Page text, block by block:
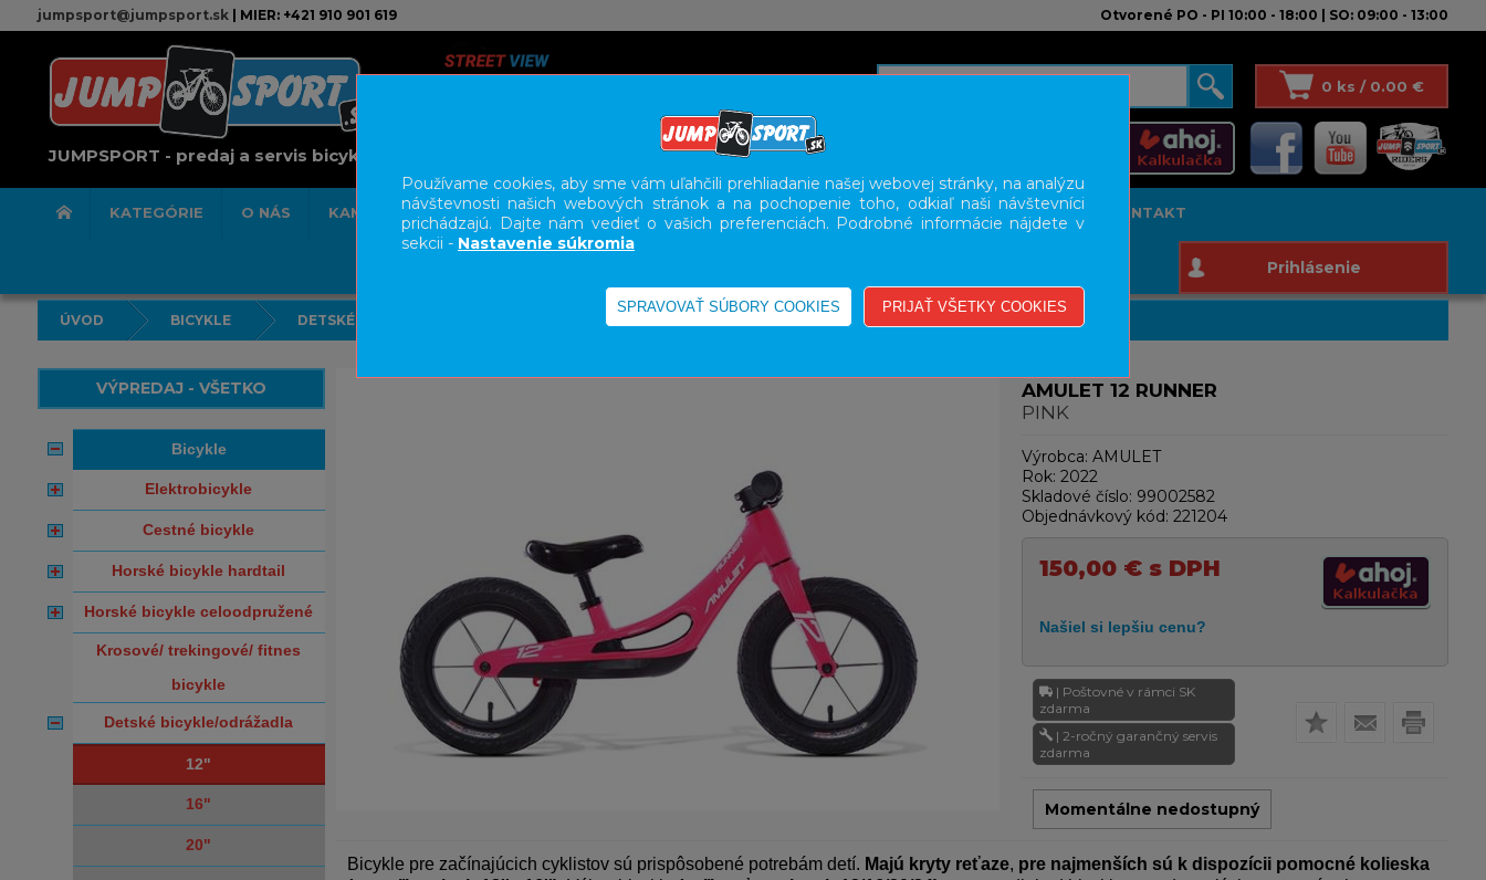
jumpsport@jumpsport.sk| MIER: +421 910 901 619 Otvorené PO - PI 10:00 - 18:00 | SO: 09:00 - 13:00
JUMPSPORT - predaj a servis bicyklov
0 ks / 0.00 €
KATEGÓRIE O NÁS KAMENNÁ PREDAJNA SERVIS SLUŽBY KARIÉRA BODY GEOMETRY FIT STUDIO KONTAKT
Prihlásenie
ÚVOD BICYKLE DETSKÉ BICYKLE/ODRÁŽADLA
VÝPREDAJ - VŠETKO
bicykle
elektrobicykle
cestné bicykle
horské bicykle hardtail
horské bicykle celoodpružené
krosové/ trekingové/ fitnes
bicykle
detské bicykle/odrážadla
12"
16"
20"
AMULET 12 RUNNER
PINK
Výrobca: AMULET
Rok: 2022
Skladové číslo: 99002582
Objednávkový kód: 221204
150,00 €s DPH
| Poštovné v rámci SK
zdarma
| 2-ročný garančný servis
zdarma
Momentálne nedostupný
Bicykle pre začínajúcich cyklistov sú prispôsobené potrebám detí. Majú kryty reťaze, pre najmenších sú k dispozícii pomocné kolieska
Používame cookies, aby sme vám uľahčili prehliadanie našej webovej stránky, na analýzu
návštevnosti našich webových stránok a na pochopenie toho, odkiaľ naši návštevníci
prichádzajú. Dajte nám vedieť o vašich preferenciách. Podrobné informácie nájdete v
sekcii - Nastavenie súkromia